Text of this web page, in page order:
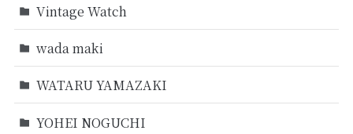
Vintage Watch
wada maki
WATARU YAMAZAKI
YOHEI NOGUCHI